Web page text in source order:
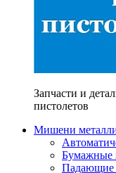
Запчасти и
пистолетов
Мишени
Бумажные